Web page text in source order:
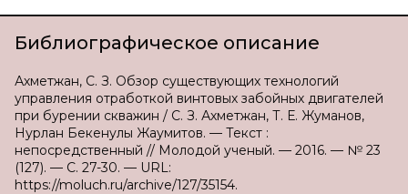
Библиографическое описание
Ахметжан, С. З. Обзор существующих технологий
управления отработкой винтовых забойных двигателей
при бурении скважин / С. З. Ахметжан, Т. Е. Жуманов,
Нурлан Бекенулы Жаумитов. — Текст :
непосредственный // Молодой ученый. — 2016. — № 23
(127). — С. 27-30. — URL:
https://moluch.ru/archive/127/35154.